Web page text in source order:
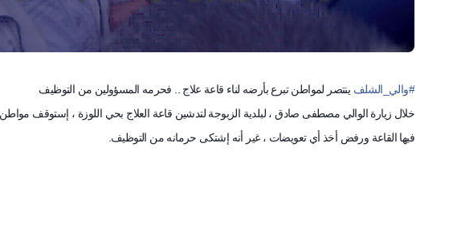
#والي_الشلف ينتصر لمواطن تبرع بأرضه لناء قاعة علاج .. فحرمه المسؤولين من التوظيف
خلال زيارة الوالي مصطفى صادق ، لبلدية الزبوجة لتدشين قاعة العلاج بحي اللوزة ، إستوقف
فيها القاعة ورفض أخذ أي تعويضات ، غير أنه إشتكى حرمانه من التوظيف.